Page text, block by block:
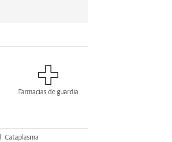
Farmacias de guardia
Cataplasma